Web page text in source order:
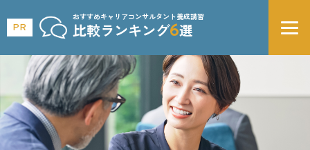
PR
おすすめキャリアコンサルタント養成講習
比較ランキング6選